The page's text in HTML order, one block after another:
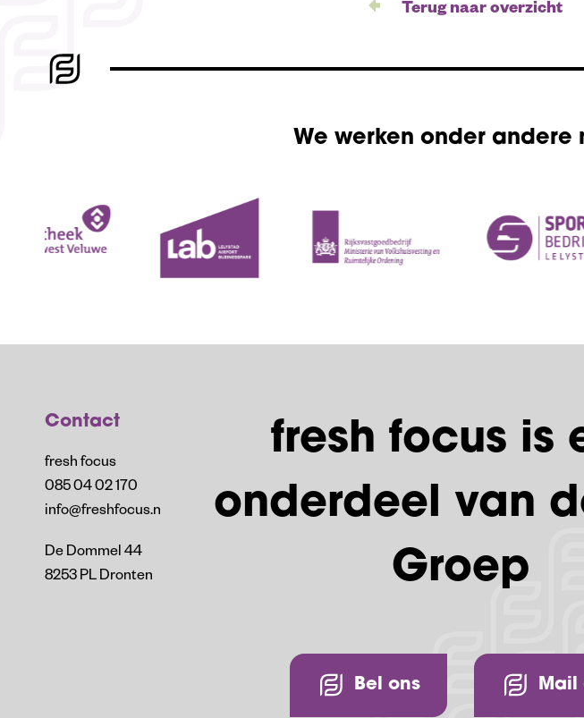
Terug naar overzicht
We werken onder andere
Contact
fresh focus
085 04 02 170
info@freshfocus.nl
De Dommel 44
8253 PL Dronten
fresh focus is
onderdeel van
Groep
Bel ons Mail